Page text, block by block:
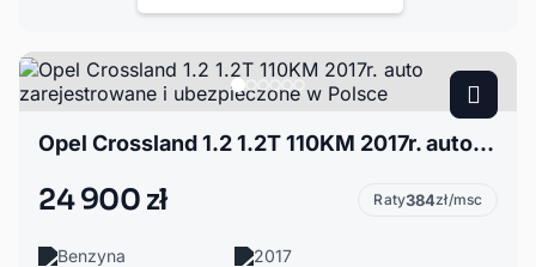
Opel Crossland 1.2 1.2T 110KM 2017r. auto zarejestrowane i ubezpieczone w Polsce
24 900 zł Raty384zł/msc
Benzyna
2017